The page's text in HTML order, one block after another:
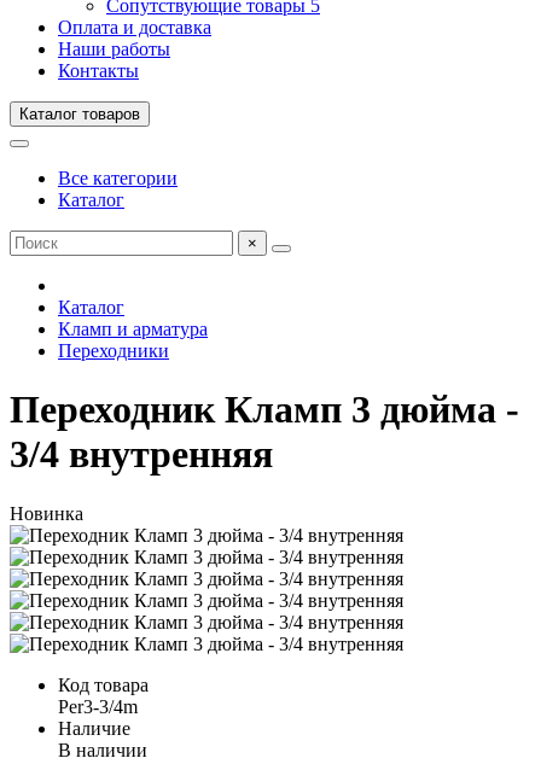
Сопутствующие товары 5
Оплата и доставка
Наши работы
Контакты
Каталог товаров
Все категории
Каталог
×
Каталог
Кламп и арматура
Переходники
Переходник Кламп 3 дюйма -
3/4 внутренняя
Новинка
Код товара
Per3-3/4m
Наличие
В наличии